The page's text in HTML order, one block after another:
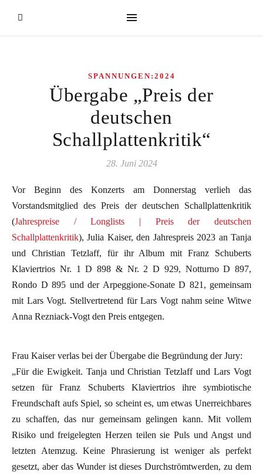
SPANNUNGEN:2024
Übergabe „Preis der
deutschen
Schallplattenkritik“
28. Juni 2024
Vor Beginn des Konzerts am Donnerstag verlieh das
Vorstandsmitglied des Preis der deutschen Schallplattenkritik
(Jahrespreise / Longlists | Preis der deutschen
Schallplattenkritik), Julia Kaiser, den Jahrespreis 2023 an Tanja
und Christian Tetzlaff, für ihr Album mit Franz Schuberts
Klaviertrios Nr. 1 D 898 & Nr. 2 D 929, Notturno D 897,
Rondo D 895 und der Arpeggione-Sonate D 821, gemeinsam
mit Lars Vogt. Stellvertretend für Lars Vogt nahm seine Witwe
Anna Rezniack-Vogt den Preis entgegen.
Frau Kaiser verlas bei der Übergabe die Begründung der Jury:
„Für die Ewigkeit. Tanja und Christian Tetzlaff und Lars Vogt
setzen für Franz Schuberts Klaviertrios ihre symbiotische
Freundschaft aufs Spiel, so scheint es, um etwas Unerreichbares
zu schaffen, das nur gemeinsam gelingen kann. Mit vollem
Risiko und freigelegten Herzen teilen sie Puls und Angst und
letzten Atemzug. Keine Phrasierung ist weniger als perfekt
gesetzt, aber das Wunder ist dieses Durchströmtwerden, zu dem